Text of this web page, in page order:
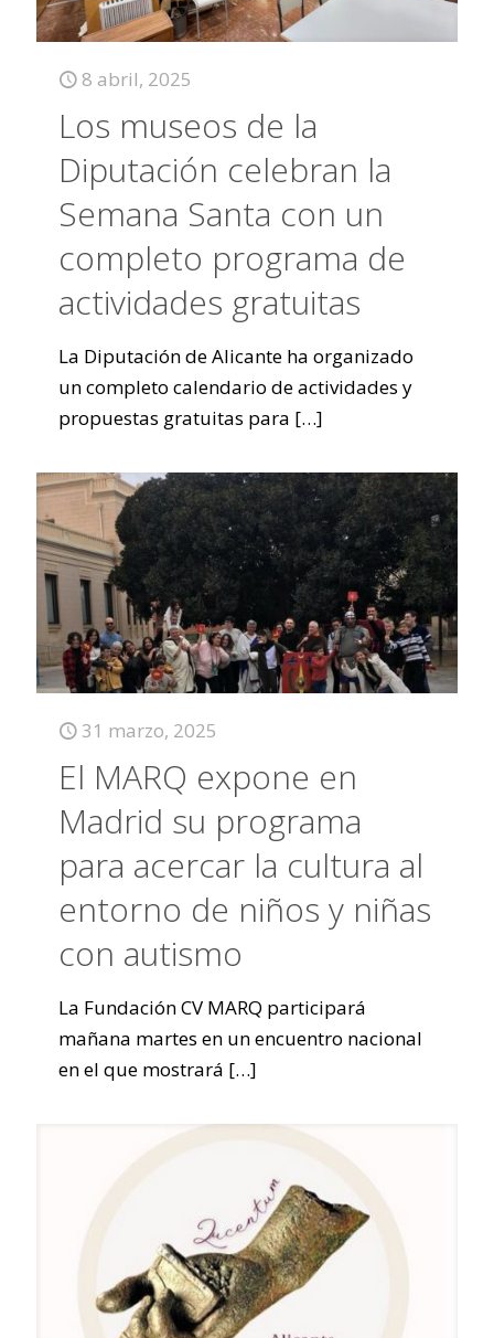
8 abril, 2025
Los museos de la
Diputación celebran la
Semana Santa con un
completo programa de
actividades gratuitas
La Diputación de Alicante ha organizado
un completo calendario de actividades y
propuestas gratuitas para […]
31 marzo, 2025
El MARQ expone en
Madrid su programa
para acercar la cultura al
entorno de niños y niñas
con autismo
La Fundación CV MARQ participará
mañana martes en un encuentro nacional
en el que mostrará […]